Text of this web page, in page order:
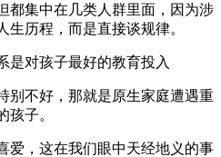
都集中在几类人群里面，因为涉
生历程，而是直接谈规律。
是对孩子最好的教育投入
别不好，那就是原生家庭遭遇重
孩子。
爱，这在我们眼中天经地义的事